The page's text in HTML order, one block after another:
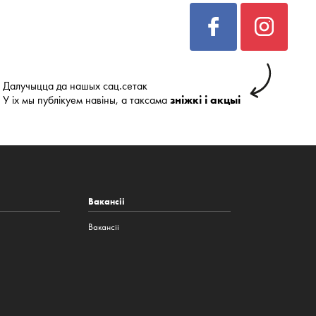
Далучыцца да нашых сац.сетак
У іх мы публікуем навіны, а таксама зніжкі і акцыі
Вакансіі
Вакансіі